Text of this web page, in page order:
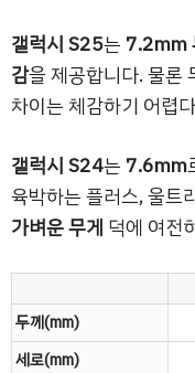
갤럭시 S25는 7.2mm
감을 제공합니다. 물론
차이는 체감하기 어렵
갤럭시 S24는 7.6mm
육박하는 플러스, 울트
가벼운 무게 덕에 여전
두께(mm)
세로(mm)